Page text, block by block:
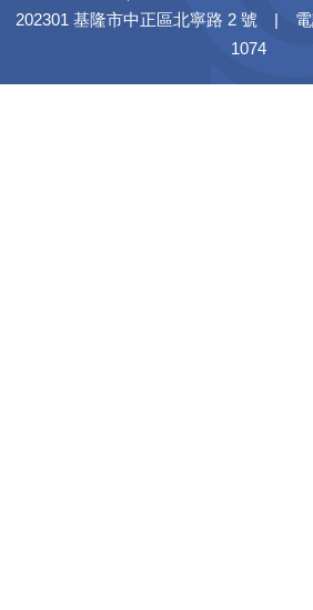
202301 基隆市中正區北寧路 2 號 | 電
1074